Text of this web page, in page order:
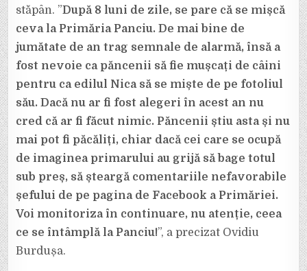
NU
ERAU
ACEST
AN
NU
CRED
SE
DE
CEVA!”
stăpân. ”După 8 luni de zile, se pare că se mișcă
ceva la Primăria Panciu. De mai bine de
jumătate de an trag semnale de alarmă, însă a
fost nevoie ca păncenii să fie mușcați de câini
pentru ca edilul Nica să se miște de pe fotoliul
său. Dacă nu ar fi fost alegeri în acest an nu
cred că ar fi făcut nimic. Păncenii știu asta și nu
mai pot fi păcăliți, chiar dacă cei care se ocupă
de imaginea primarului au grijă să bage totul
sub preș, să șteargă comentariile nefavorabile
șefului de pe pagina de Facebook a Primăriei.
Voi monitoriza în continuare, nu atenție, ceea
ce se întâmplă la Panciu!”, a precizat Ovidiu
Burdușa.